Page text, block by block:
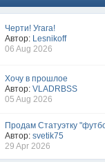
Черти! Угага!
Автор: Lesnikoff
06 Aug 2026
Хочу в прошлое
Автор:VLADRBSS
05 Aug 2026
Продам Статуэтку
Автор:svetik75
29 Apr 2026